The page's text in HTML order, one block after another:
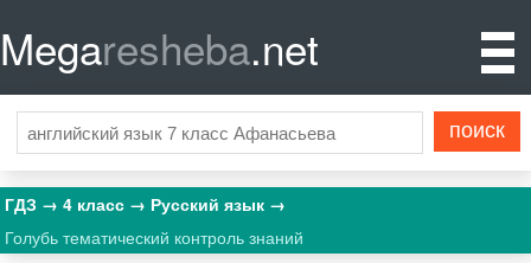
Megaresheba.net
ГДЗ 4 класс
Русский язык
Голубь тематический контроль знаний